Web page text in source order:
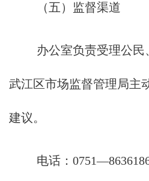
（五）监督渠道
办公室负责受理公
武江区市场监督管理局主
建议。
电话：